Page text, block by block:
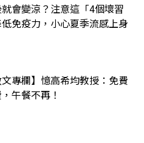
會變涼？注意這「4個壞習
免疫力，小心夏季流感上身
文專欄】憶高希均教授：免費
午餐不再！